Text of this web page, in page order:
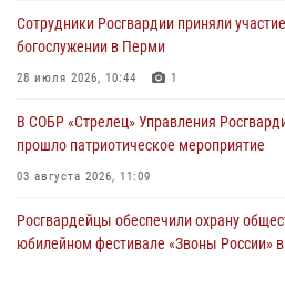
28 июля 2026, 06:15
Сотрудники Росгвардии приняли
богослужении в Перми
28 июля 2026, 10:44 1
В СОБР «Стрелец» Управления
прошло патриотическое мероприятие
03 августа 2026, 11:09
Росгвардейцы обеспечили охрану
юбилейном фестивале «Звоны России»